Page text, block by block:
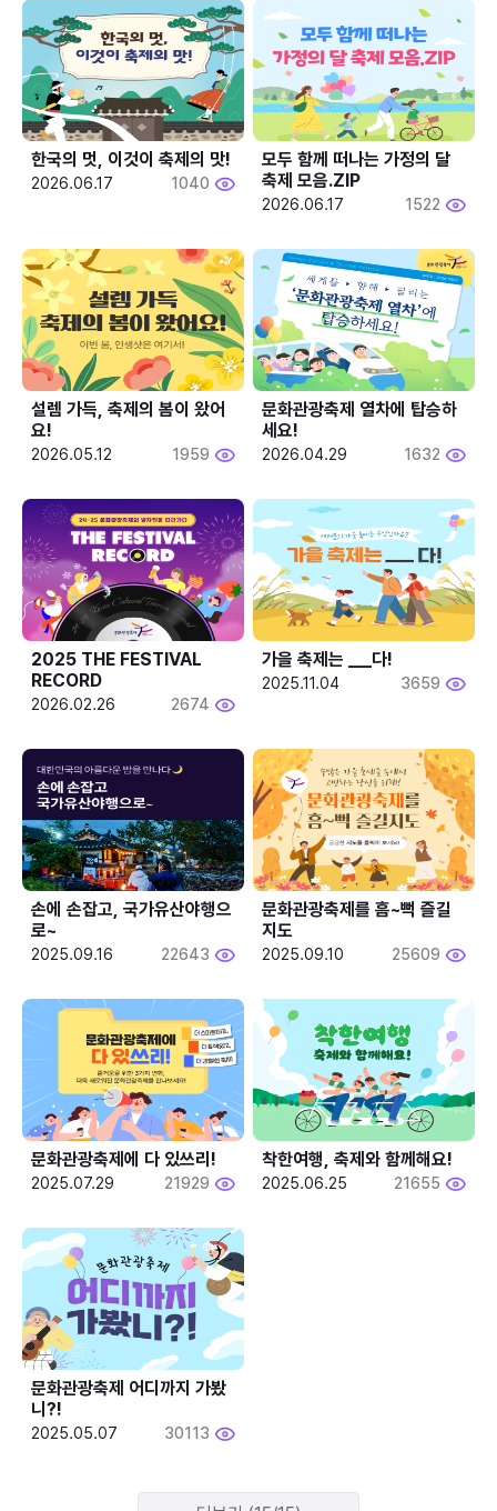
한국의 멋, 이것이 축제의 맛!
2026.06.17 1040
모두 함께 떠나는 가정의 달
축제 모음.ZIP
2026.06.17 1522
설렘 가득, 축제의 봄이 왔어
요!
2026.05.12 1959
문화관광축제 열차에 탑승하
세요!
2026.04.29 1632
2025 THE FESTIVAL
RECORD
2026.02.26 2674
2025.11.04 3659
손에 손잡고, 국가유산야행으
로~
2025.09.16 22643
문화관광축제를 흠~뻑 즐길
지도
2025.09.10 25609
문화관광축제에 다 있쓰리!
2025.07.29 21929
착한여행, 축제와 함께해요!
2025.06.25 21655
문화관광축제 어디까지 가봤
니?!
2025.05.07 30113